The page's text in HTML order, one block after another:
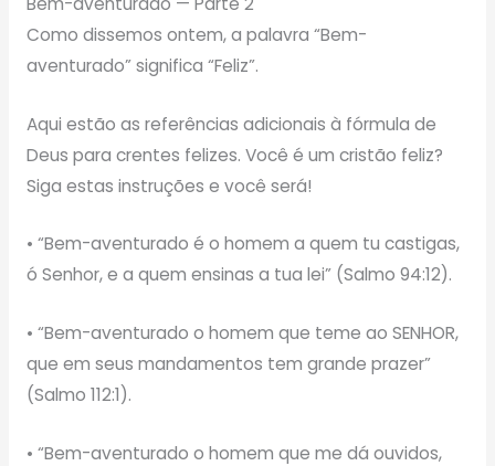
Como dissemos ontem, a palavra “Bem-
aventurado” significa “Feliz”.
Aqui estão as referências adicionais à fórmula de
Deus para crentes felizes. Você é um cristão feliz?
Siga estas instruções e você será!
• “Bem-aventurado é o homem a quem tu castigas,
ó Senhor, e a quem ensinas a tua lei” (Salmo 94:12).
• “Bem-aventurado o homem que teme ao SENHOR,
que em seus mandamentos tem grande prazer”
(Salmo 112:1).
• “Bem-aventurado o homem que me dá ouvidos,